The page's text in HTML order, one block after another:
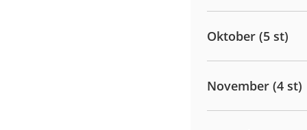
Oktober (5 st)
November (4 st)